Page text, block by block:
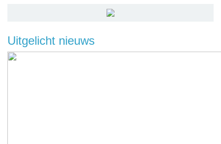
Uitgelicht nieuws